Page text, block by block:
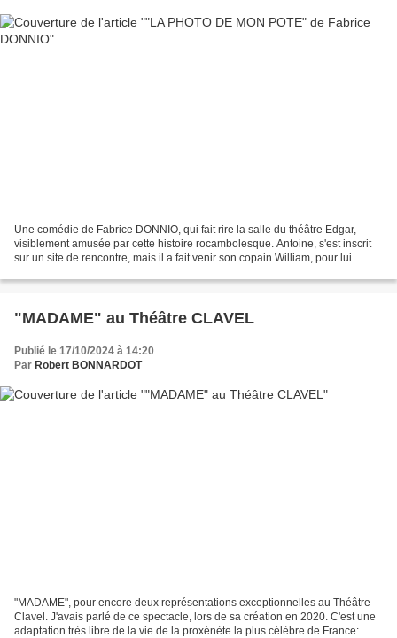
Une comédie de Fabrice DONNIO, qui fait rire la salle du théâtre Edgar,
visiblement amusée par cette histoire rocambolesque. Antoine, s'est inscrit
sur un site de rencontre, mais il a fait venir son copain William, pour lui
"MADAME" au Théâtre CLAVEL
Publié le 17/10/2024 à 14:20
Par Robert BONNARDOT
"MADAME", pour encore deux représentations exceptionnelles au Théâtre
Clavel. J'avais parlé de ce spectacle, lors de sa création en 2020. C'est une
adaptation très libre de la vie de la proxénète la plus célèbre de France: